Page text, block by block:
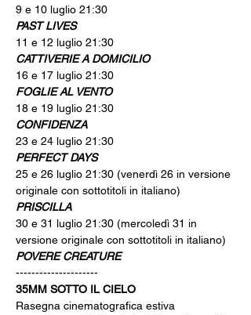
9 e 10 luglio 21:30
PAST LIVES
11 e 12 luglio 21:30
CATTIVERIE A DOMICILIO
16 e 17 luglio 21:30
FOGLIE AL VENTO
18 e 19 luglio 21:30
CONFIDENZA
23 e 24 luglio 21:30
PERFECT DAYS
25 e 26 luglio 21:30 (venerdì 26 in versione
originale con sottotitoli in italiano)
PRISCILLA
30 e 31 luglio 21:30 (mercoledì 31 in
versione originale con sottotitoli in italiano)
POVERE CREATURE
---------------------
35MM SOTTO IL CIELO
Rasegna cinematografica estiva